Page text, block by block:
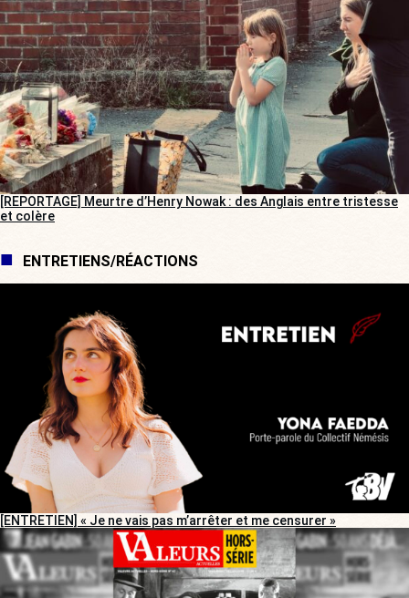
[REPORTAGE] Meurtre d’Henry Nowak : des Anglais entre tristesse
et colère
ENTRETIENS/RÉACTIONS
[ENTRETIEN] « Je ne vais pas m’arrêter et me censurer »